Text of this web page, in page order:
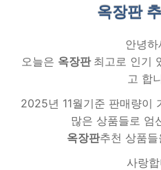
옥장판
안녕하
오늘은 옥장판 최고로 인기
고 합
2025년 11월기준 판매량이
많은 상품들로 엄
옥장판추천 상품
사랑